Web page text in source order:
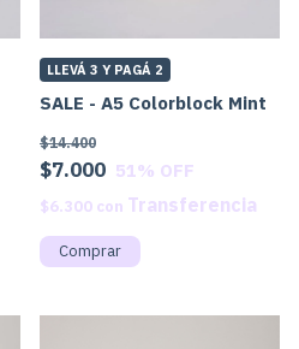
SALE - A5 Colorblock Mint
$7.000
$14.400
51% OFF
LLEVÁ 3 Y PAGÁ 2
$6.300 con